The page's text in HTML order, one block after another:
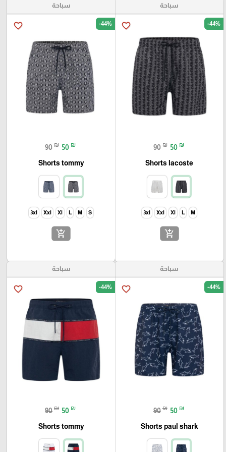
سباحة
favorite_border -44%
90 ₪ 50 ₪
Shorts lacoste
M
L
Xl
Xxl
3xl
add_shopping_cart
سباحة
favorite_border -44%
90 ₪ 50 ₪
Shorts tommy
S
M
L
Xl
Xxl
3xl
add_shopping_cart
سباحة
favorite_border -44%
90 ₪ 50 ₪
Shorts paul shark
سباحة
favorite_border -44%
90 ₪ 50 ₪
Shorts tommy